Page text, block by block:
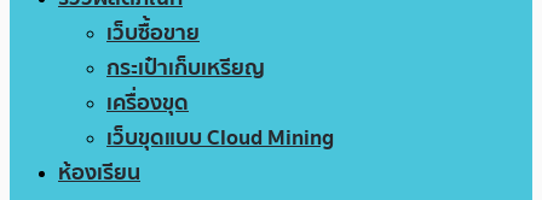
เว็บซื้อขาย
กระเป๋าเก็บเหรียญ
เครื่องขุด
เว็บขุดแบบ Cloud Mining
ห้องเรียน